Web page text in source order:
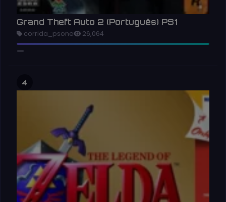
Grand Theft Auto 2 (Português) PS1
corrida_psone 26,064
4